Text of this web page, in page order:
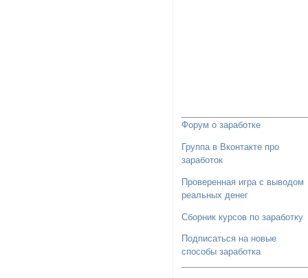
Форум о заработке
Группа в Вконтакте про
заработок
Проверенная игра с выводом
реальных денег
Сборник курсов по заработку
Подписаться на новые
способы заработка